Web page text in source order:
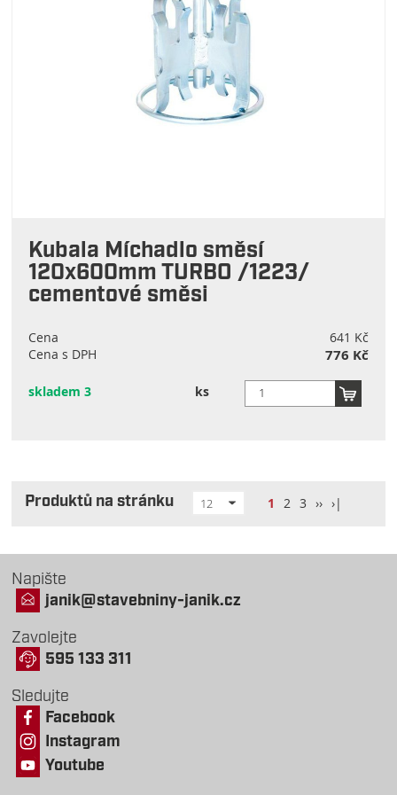
Kubala Míchadlo směsí
120x600mm TURBO /1223/
cementové směsi
Cena
641 Kč
Cena s DPH
776 Kč
skladem 3 ks
Produktů na stránku 12 1 2 3 ›› ›|
Napište
janik@stavebniny-janik.cz
Zavolejte
595 133 311
Sledujte
Facebook
Instagram
Youtube